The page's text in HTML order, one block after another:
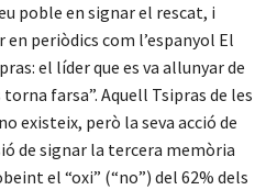
poble en signar el rescat, i
periòdics com l’espanyol El
el líder que es va allunyar de
farsa”. Aquell Tsipras de les
existeix, però la seva acció de
de signar la tercera memòria
el “oxi” (“no”) del 62% dels